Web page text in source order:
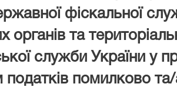
фіскальної
органів та
служби України у
податків помилково